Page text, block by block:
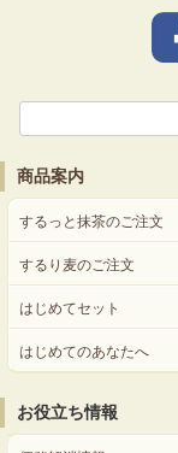
商品案内
するっと抹茶のご注文
するり麦のご注文
はじめてセット
はじめてのあなたへ
お役立ち情報